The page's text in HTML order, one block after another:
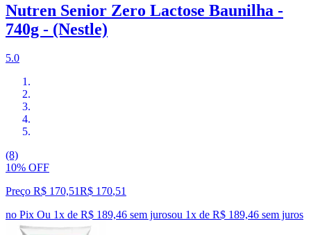
Nutren Senior Zero Lactose Baunilha -
740g - (Nestle)
5.0
(8)
10% OFF
Preço R$ 170,51R$ 170,51
no Pix Ou 1x de R$ 189,46 sem jurosou 1x de R$ 189,46 sem juros